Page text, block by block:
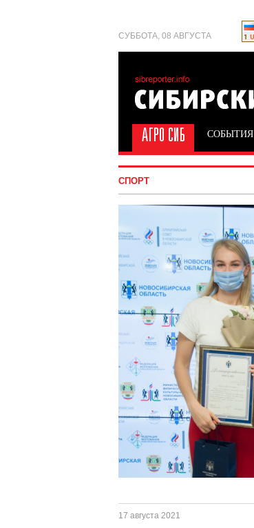
СУББОТА, 08 АВГУСТА
СОБЫТИЯ
СПОРТ
17 августа 2021